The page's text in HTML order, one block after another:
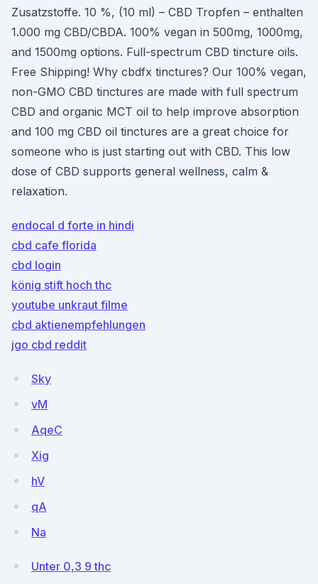
Zusatzstoffe. 10 %, (10 ml) – CBD Tropfen – enthalten
1.000 mg CBD/CBDA. 100% vegan in 500mg, 1000mg,
and 1500mg options. Full-spectrum CBD tincture oils.
Free Shipping! Why cbdfx tinctures? Our 100% vegan,
non-GMO CBD tinctures are made with full spectrum
CBD and organic MCT oil to help improve absorption
and 100 mg CBD oil tinctures are a great choice for
someone who is just starting out with CBD. This low
dose of CBD supports general wellness, calm &
relaxation.
endocal d forte in hindi
cbd cafe florida
cbd login
könig stift hoch thc
youtube unkraut filme
cbd aktienempfehlungen
jgo cbd reddit
Sky
vM
AqeC
Xig
hV
qA
Na
Unter 0,3 9 thc